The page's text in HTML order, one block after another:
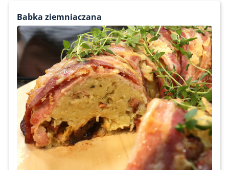
Babka ziemniaczana